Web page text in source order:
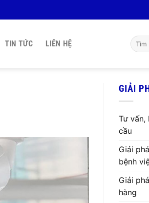
TIN TỨC LIÊN HỆ
Tìm
kiếm:
GIẢI
Tư vấn,
cầu
Giải
bệnh
Giải
hàng